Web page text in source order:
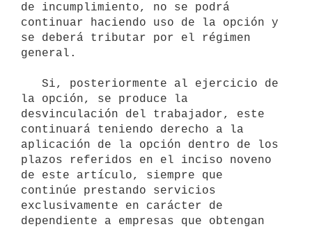
de incumplimiento, no se podrá
continuar haciendo uso de la opción y
se deberá tributar por el régimen
general.
la opción, se produce la
desvinculación del trabajador, este
continuará teniendo derecho a la
aplicación de la opción dentro de los
plazos referidos en el inciso noveno
de este artículo, siempre que
continúe prestando servicios
exclusivamente en carácter de
dependiente a empresas que obtengan